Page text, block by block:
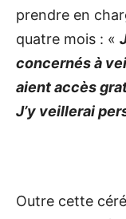
prendre en
quatre mois : «
concernés à
aient accès
J’y veillerai
Outre cette